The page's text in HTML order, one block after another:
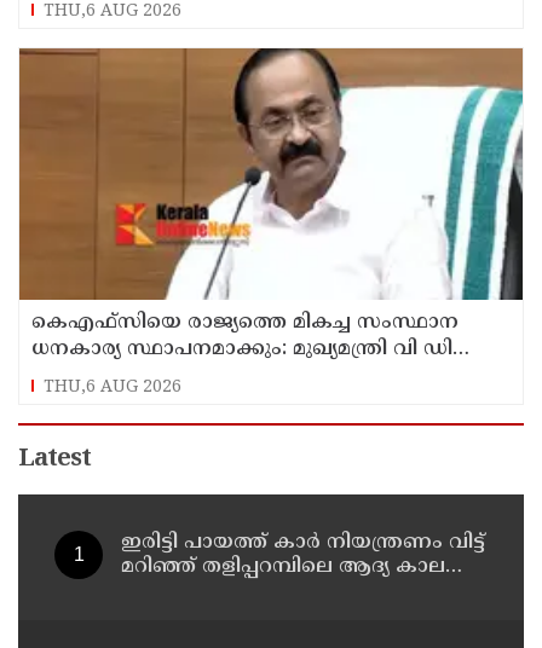
THU,6 AUG 2026
കെഎഫ്‌സിയെ രാജ്യത്തെ മികച്ച സംസ്ഥാന
ധനകാര്യ സ്ഥാപനമാക്കും: മുഖ്യമന്ത്രി വി ഡി
സതീശൻ
THU,6 AUG 2026
Latest
ഇരിട്ടി പായത്ത് കാർ നിയന്ത്രണം വിട്ട്
മറിഞ്ഞ് തളിപ്പറമ്പിലെ ആദ്യ കാല